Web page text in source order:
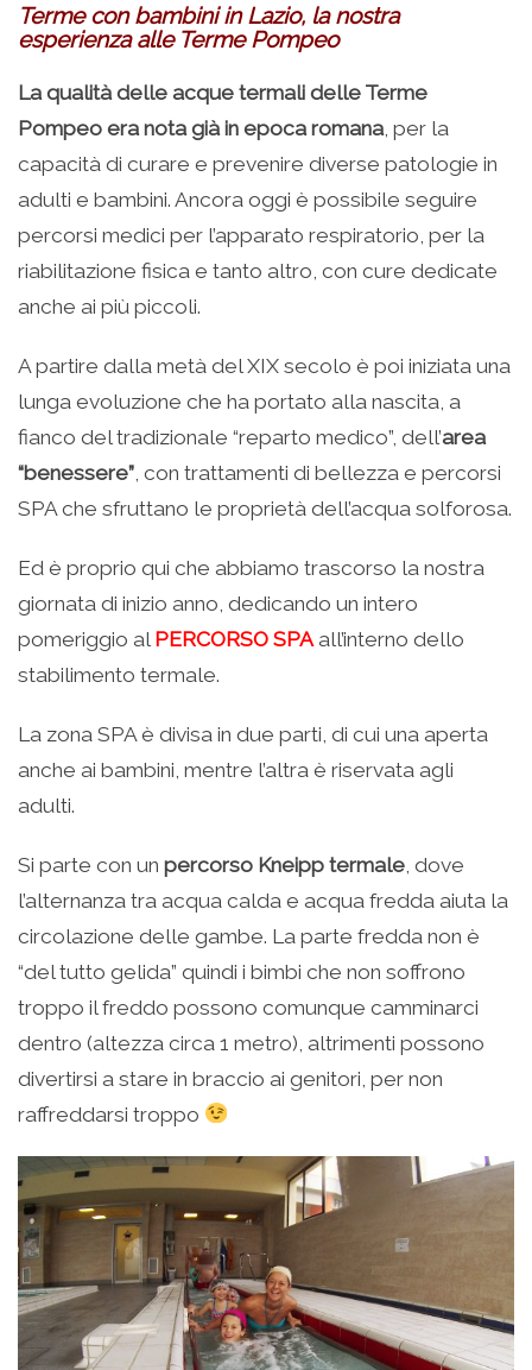
Terme con bambini in Lazio, la nostra
esperienza alle Terme Pompeo
La qualità delle acque termali delle Terme
Pompeo era nota già in epoca romana, per la
capacità di curare e prevenire diverse patologie in
adulti e bambini. Ancora oggi è possibile seguire
percorsi medici per l’apparato respiratorio, per la
riabilitazione fisica e tanto altro, con cure dedicate
anche ai più piccoli.
A partire dalla metà del XIX secolo è poi iniziata una
lunga evoluzione che ha portato alla nascita, a
fianco del tradizionale “reparto medico”, dell’area
“benessere” , con trattamenti di bellezza e percorsi
SPA che sfruttano le proprietà dell’acqua solforosa.
Ed è proprio qui che abbiamo trascorso la nostra
giornata di inizio anno, dedicando un intero
pomeriggio al PERCORSO SPA all’interno dello
stabilimento termale.
La zona SPA è divisa in due parti, di cui una aperta
anche ai bambini, mentre l’altra è riservata agli
adulti.
Si parte con un percorso Kneipp termale , dove
l’alternanza tra acqua calda e acqua fredda aiuta la
circolazione delle gambe. La parte fredda non è
“del tutto gelida” quindi i bimbi che non soffrono
troppo il freddo possono comunque camminarci
dentro (altezza circa 1 metro), altrimenti possono
divertirsi a stare in braccio ai genitori, per non
raffreddarsi troppo